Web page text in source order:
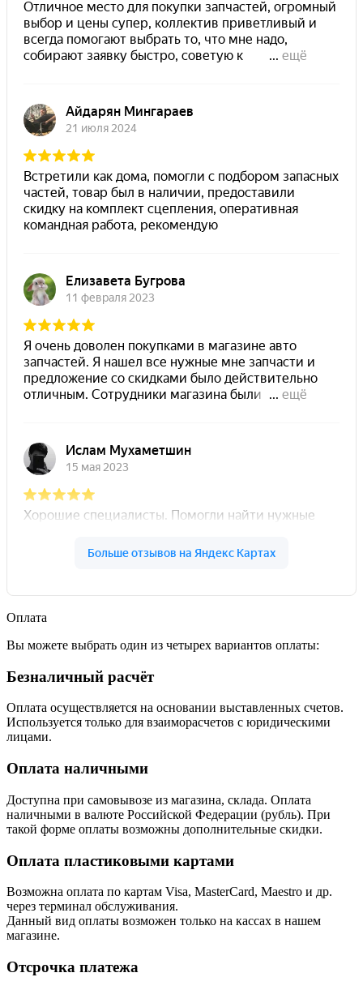
Оплата
Вы можете выбрать один из четырех вариантов оплаты:
Безналичный расчёт
Оплата осуществляется на основании выставленных счетов.
Используется только для взаиморасчетов с юридическими
лицами.
Оплата наличными
Доступна при самовывозе из магазина, склада. Оплата
наличными в валюте Российской Федерации (рубль). При
такой форме оплаты возможны дополнительные скидки.
Оплата пластиковыми картами
Возможна оплата по картам Visa, MasterCard, Maestro и др.
через терминал обслуживания.
Данный вид оплаты возможен только на кассах в нашем
магазине.
Отсрочка платежа